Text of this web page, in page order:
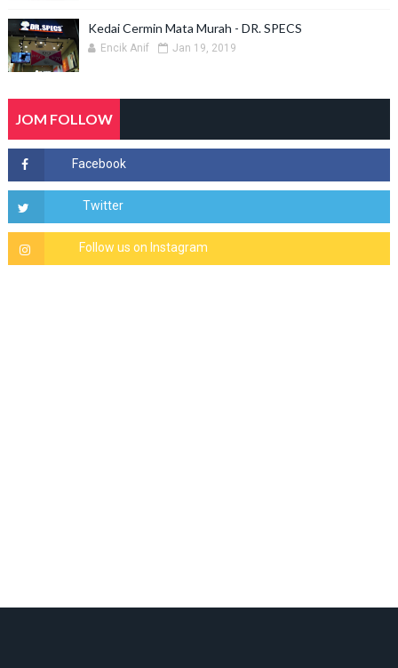
Kedai Cermin Mata Murah - DR. SPECS
Encik Anif Jan 19, 2019
JOM FOLLOW